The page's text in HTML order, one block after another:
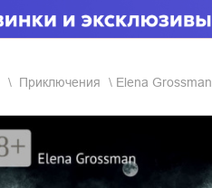
приключения Elena Grossman